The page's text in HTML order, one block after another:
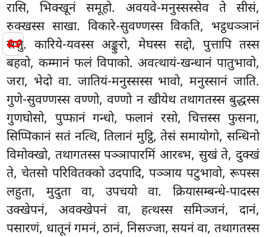
📜
रासि, भिक्खूनं समूहो. अवयवे-मनुस्सस्सेव ते सीसं,
रुक्खस्स साखा. विकारे-सुवण्णस्स विकति, भट्ठधञ्ञानं
सत्तु. कारिये-यवस्स अङ्कुरो, मेघस्स सद्दो, पुत्तापि तस्स
बहवो, कम्मानं फलं विपाको. अवत्थायं-खन्धानं पातुभावो,
जरा, भेदो वा. जातियं-मनुस्सस्स भावो, मनुस्सानं जाति.
गुणे-सुवण्णस्स वण्णो, वण्णो न खीयेथ तथागतस्स बुद्धस्स
गुणघोसो, पुप्फानं गन्धो, फलानं रसो, चित्तस्स फुसना,
सिप्पिकानं सतं नत्थि, तिलानं मुट्ठि, तेसं समायोगो, सन्धिनो
विमोक्खो, तथागतस्स पञ्ञापारमिं आरब्भ, सुखं ते, दुक्खं
ते, चेतसो परिवितक्को उदपादि, पञ्ञाय पटुभावो, रूपस्स
लहुता, मुदुता वा, उपचयो वा. क्रियासम्बन्धे-पादस्स
उक्खेपनं, अवक्खेपनं वा, हत्थस्स समिञ्जनं, दानं,
पसारणं, धातूनं गमनं, ठानं, निसज्जा, सयनं वा, तथागतस्स